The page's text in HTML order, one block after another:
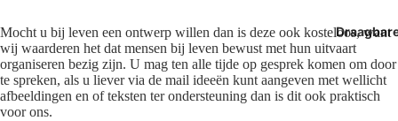
Mocht u bij leven een ontwerp willen dan is deze ook kosteloos, want
wij waarderen het dat mensen bij leven bewust met hun uitvaart
organiseren bezig zijn. U mag ten alle tijde op gesprek komen om door
te spreken, als u liever via de mail ideeën kunt aangeven met wellicht
afbeeldingen en of teksten ter ondersteuning dan is dit ook praktisch
voor ons.